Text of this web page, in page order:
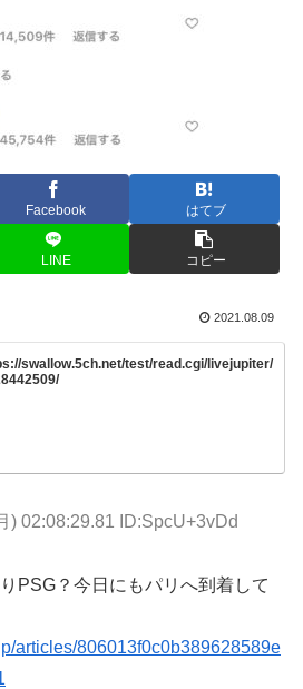
Facebook はてブ
LINE コピー
2021.08.09
swallow.5ch.net/test/read.cgi/livejupiter/
) 02:08:29.81 ID:SpcU+3vDd
PSG？今日にもパリへ到着して
articles/806013f0c0b389628589e